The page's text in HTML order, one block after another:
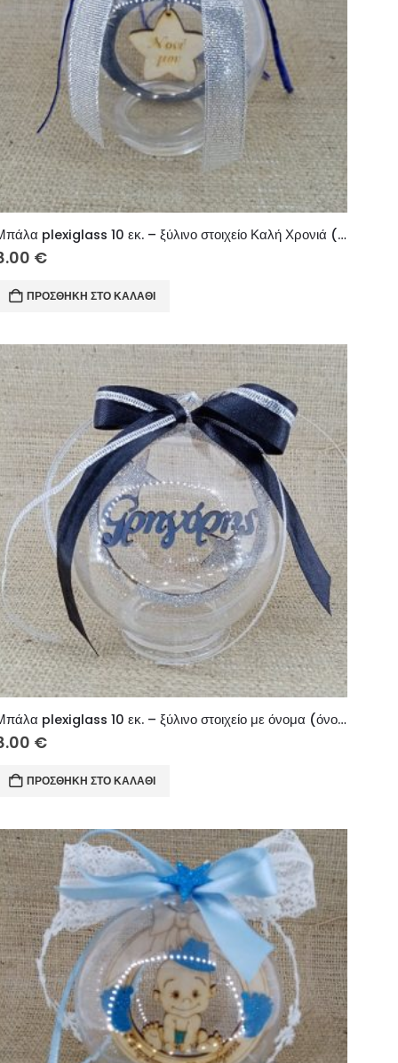
Μπάλα plexiglass 10 εκ. – ξύλινο στοιχείο Καλή Χρονιά (Νονέ μου)
€
ΠΡΟΣΘΉΚΗ ΣΤΟ ΚΑΛΆΘΙ
Μπάλα plexiglass 10 εκ. – ξύλινο στοιχείο με όνομα (όνομα επιλογής σας)
€
ΠΡΟΣΘΉΚΗ ΣΤΟ ΚΑΛΆΘΙ